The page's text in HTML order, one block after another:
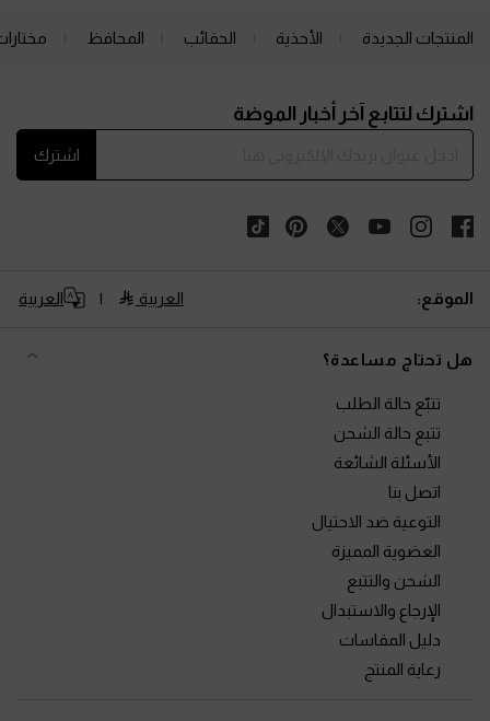
المنتجات الجديدة الأحذية الحقائب المحافظ
اشترك لتتابع آخر أخبار الموضة
اشترك
الموقع: العربية العربية
هل تحتاج مساعدة؟
تتبّع حالة الطلب
تتبع حالة الشحن
الأسئلة الشائعة
اتصل بنا
التوعية ضد الاحتيال
العضوية المميزة
الشحن والتتبع
الإرجاع والاستبدال
دليل المقاسات
رعاية المنتج